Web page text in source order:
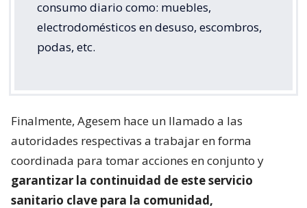
consumo diario como: muebles,
electrodomésticos en desuso, escombros,
podas, etc.
Finalmente, Agesem hace un llamado a las
autoridades respectivas a trabajar en forma
coordinada para tomar acciones en conjunto y
garantizar la continuidad de este servicio
sanitario clave para la comunidad,